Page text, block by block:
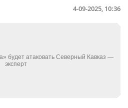
4-09-2025, 10:36